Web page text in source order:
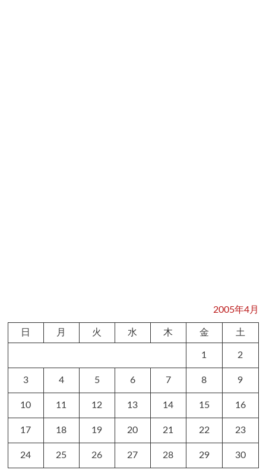
2005年4月
日 月 火 水 木 金 土
1 2
3 4 5 6 7 8 9
10 11 12 13 14 15 16
17 18 19 20 21 22 23
24 25 26 27 28 29 30